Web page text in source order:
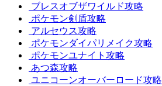
ブレスオブザワイルド攻略
ポケモン剣盾攻略
アルセウス攻略
ポケモンダイパリメイク攻略
ポケモンユナイト攻略
あつ森攻略
ユニコーンオーバーロード攻略